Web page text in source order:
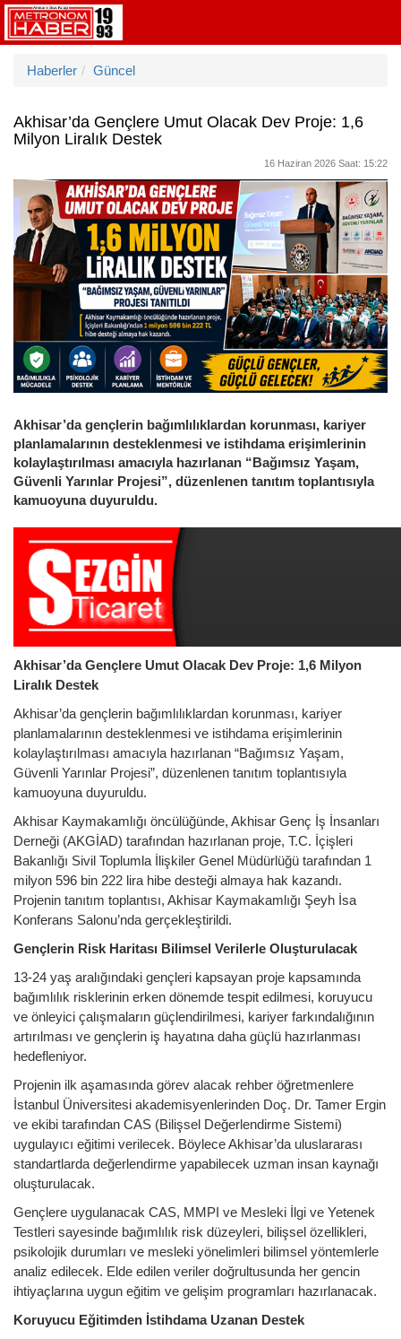
Haberler Güncel
Akhisar’da Gençlere Umut Olacak Dev Proje: 1,6
Milyon Liralık Destek
16 Haziran 2026 Saat: 15:22
Akhisar’da gençlerin bağımlılıklardan korunması, kariyer
planlamalarının desteklenmesi ve istihdama erişimlerinin
kolaylaştırılması amacıyla hazırlanan “Bağımsız Yaşam,
Güvenli Yarınlar Projesi”, düzenlenen tanıtım toplantısıyla
kamuoyuna duyuruldu.
Akhisar’da Gençlere Umut Olacak Dev Proje: 1,6 Milyon
Liralık Destek
Akhisar’da gençlerin bağımlılıklardan korunması, kariyer
planlamalarının desteklenmesi ve istihdama erişimlerinin
kolaylaştırılması amacıyla hazırlanan “Bağımsız Yaşam,
Güvenli Yarınlar Projesi”, düzenlenen tanıtım toplantısıyla
kamuoyuna duyuruldu.
Akhisar Kaymakamlığı öncülüğünde, Akhisar Genç İş İnsanları
Derneği (AKGİAD) tarafından hazırlanan proje, T.C. İçişleri
Bakanlığı Sivil Toplumla İlişkiler Genel Müdürlüğü tarafından 1
milyon 596 bin 222 lira hibe desteği almaya hak kazandı.
Projenin tanıtım toplantısı, Akhisar Kaymakamlığı Şeyh İsa
Konferans Salonu’nda gerçekleştirildi.
Gençlerin Risk Haritası Bilimsel Verilerle Oluşturulacak
13-24 yaş aralığındaki gençleri kapsayan proje kapsamında
bağımlılık risklerinin erken dönemde tespit edilmesi, koruyucu
ve önleyici çalışmaların güçlendirilmesi, kariyer farkındalığının
artırılması ve gençlerin iş hayatına daha güçlü hazırlanması
hedefleniyor.
Projenin ilk aşamasında görev alacak rehber öğretmenlere
İstanbul Üniversitesi akademisyenlerinden Doç. Dr. Tamer Ergin
ve ekibi tarafından CAS (Bilişsel Değerlendirme Sistemi)
uygulayıcı eğitimi verilecek. Böylece Akhisar’da uluslararası
standartlarda değerlendirme yapabilecek uzman insan kaynağı
oluşturulacak.
Gençlere uygulanacak CAS, MMPI ve Mesleki İlgi ve Yetenek
Testleri sayesinde bağımlılık risk düzeyleri, bilişsel özellikleri,
psikolojik durumları ve mesleki yönelimleri bilimsel yöntemlerle
analiz edilecek. Elde edilen veriler doğrultusunda her gencin
ihtiyaçlarına uygun eğitim ve gelişim programları hazırlanacak.
Koruyucu Eğitimden İstihdama Uzanan Destek